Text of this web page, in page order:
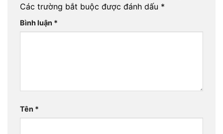
Các trường bắt buộc được đánh dấu *
Bình luận *
Tên *